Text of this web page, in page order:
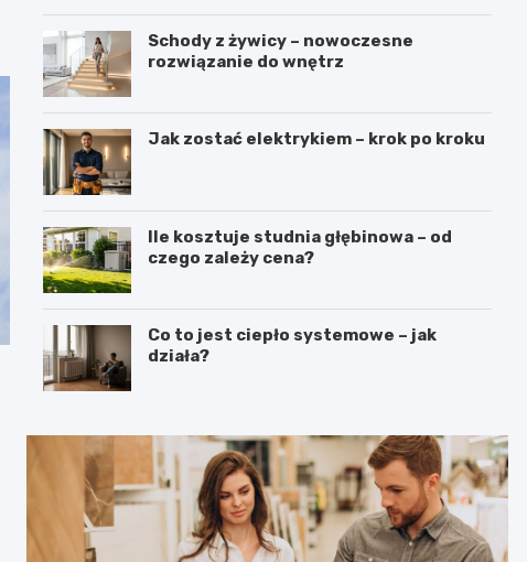
Schody z żywicy – nowoczesne
rozwiązanie do wnętrz
Jak zostać elektrykiem – krok po kroku
Ile kosztuje studnia głębinowa – od
czego zależy cena?
Co to jest ciepło systemowe – jak
działa?